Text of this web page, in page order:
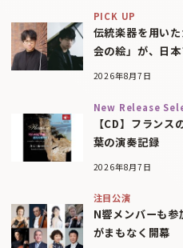
PICK UP
伝統楽器を用い
会の絵」が、日
2026年8月7日
New Release
【CD】フラン
葉の演奏記録
2026年8月7日
注目公演
N響メンバーも
がまもなく開幕